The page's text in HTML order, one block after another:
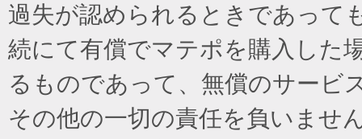
過失が認められるときであって
続にて有償でマテポを購入した
るものであって、無償のサービ
その他の一切の責任を負いませ